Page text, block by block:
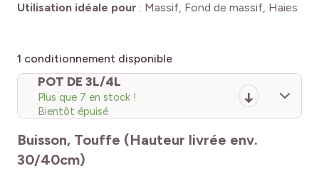
Utilisation idéale pour : Massif, Fond de massif, Haies
1 conditionnement disponible
POT DE 3L/4L
Plus que 7 en stock !
Bientôt épuisé
Buisson, Touffe (Hauteur livrée env.
30/40cm)